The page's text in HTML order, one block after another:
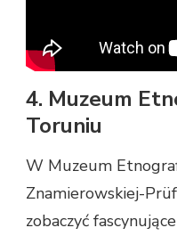
4. Muzeum
Toruniu
W Muzeum
Znamierowskiej-
zobaczyć